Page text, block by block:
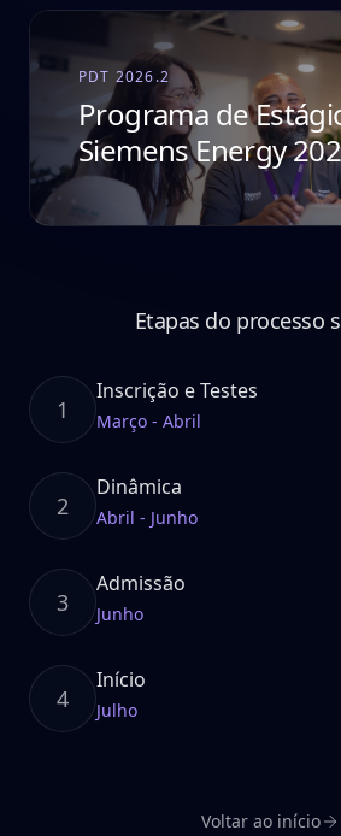
PDT 2026.2
Programa de
Siemens Energy
Etapas do processo
1
Inscrição e Testes
Março - Abril
2
Dinâmica
Abril - Junho
3
Admissão
Junho
4
Início
Julho
Voltar ao início